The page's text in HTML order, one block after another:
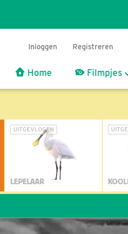
Inloggen Registreren
Home Filmpjes
UITGEVLOGEN
LEPELAAR